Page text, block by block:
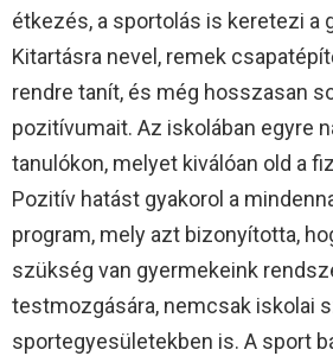
étkezés, a sportolás is keretezi a
Kitartásra nevel, remek
rendre tanít, és még hosszasan
pozitívumait. Az iskolában egyre
tanulókon, melyet kiválóan old a
Pozitív hatást gyakorol a
program, mely azt bizonyította,
szükség van gyermekeink
testmozgására, nemcsak iskolai
sportegyesületekben is. A sport